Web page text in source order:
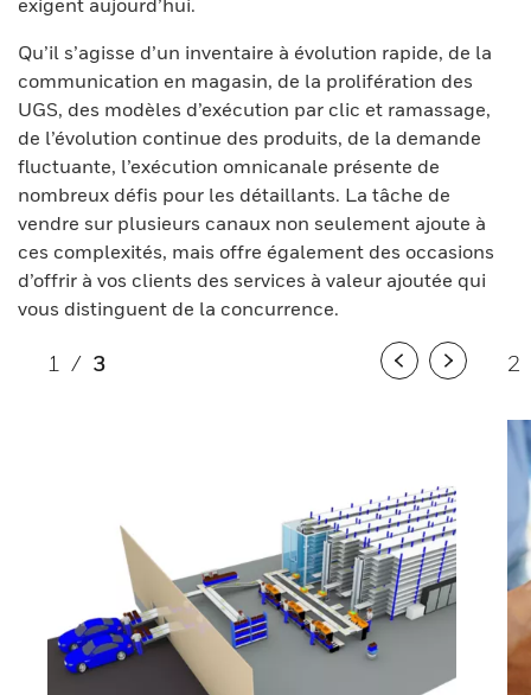
Qu’il s’agisse d’un inventaire à évolution rapide, de la
communication en magasin, de la prolifération des
UGS, des modèles d’exécution par clic et ramassage,
de l’évolution continue des produits, de la demande
fluctuante, l’exécution omnicanale présente de
nombreux défis pour les détaillants. La tâche de
vendre sur plusieurs canaux non seulement ajoute à
ces complexités, mais offre également des occasions
d’offrir à vos clients des services à valeur ajoutée qui
vous distinguent de la concurrence.
1 / 3 2